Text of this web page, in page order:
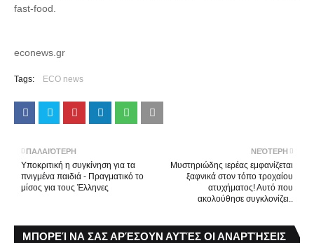
fast-food.
econews.gr
Tags: ECO news
ΝΕΌΤΕΡΗ
Μυστηριώδης ιερέας εμφανίζεται
ξαφνικά στον τόπο τροχαίου
ατυχήματος! Αυτό που
ακολούθησε συγκλονίζει..
ΠΑΛΑΙΌΤΕΡΗ
Υποκριτική η συγκίνηση για τα
πνιγμένα παιδιά - Πραγματικό το
μίσος για τους Έλληνες
ΜΠΟΡΕΊ ΝΑ ΣΑΣ ΑΡΈΣΟΥΝ ΑΥΤΈΣ ΟΙ ΑΝΑΡΤΉΣΕΙΣ